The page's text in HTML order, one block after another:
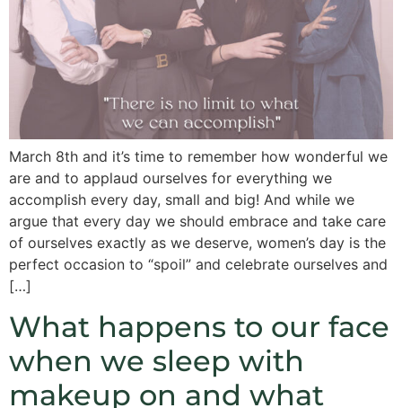
March 8th and it’s time to remember how wonderful we
are and to applaud ourselves for everything we
accomplish every day, small and big! And while we
argue that every day we should embrace and take care
of ourselves exactly as we deserve, women’s day is the
perfect occasion to “spoil” and celebrate ourselves and
[…]
What happens to our face
when we sleep with
makeup on and what